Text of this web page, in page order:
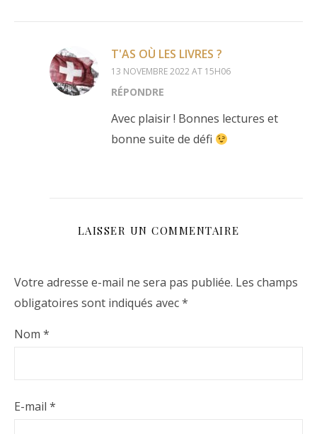
T'AS OÙ LES LIVRES ?
13 NOVEMBRE 2022 AT 15H06
RÉPONDRE
Avec plaisir ! Bonnes lectures et
bonne suite de défi
LAISSER UN COMMENTAIRE
Votre adresse e-mail ne sera pas publiée. Les champs
obligatoires sont indiqués avec*
Nom *
E-mail *